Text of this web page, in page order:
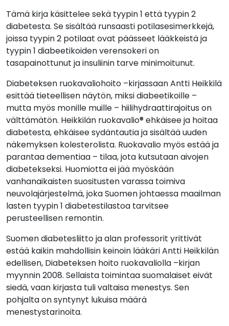
Tämä kirja käsittelee sekä tyypin 1 että tyypin 2
diabetesta. Se sisältää runsaasti potilasesimerkkejä,
joissa tyypin 2 potilaat ovat päässeet lääkkeistä ja
tyypin 1 diabeetikoiden verensokeri on
tasapainottunut ja insuliinin tarve minimoitunut.
Diabeteksen ruokavaliohoito –kirjassaan Antti Heikkilä
esittää tieteellisen näytön, miksi diabeetikoille –
mutta myös monille muille – hiilihydraattirajoitus on
välttämätön. Heikkilän ruokavalio® ehkäisee ja hoitaa
diabetesta, ehkäisee sydäntautia ja sisältää uuden
näkemyksen kolesterolista. Ruokavalio myös estää ja
parantaa dementiaa – tilaa, jota kutsutaan aivojen
diabetekseksi. Huomiotta ei jää myöskään
vanhanaikaisten suositusten varassa toimiva
neuvolajärjestelmä, joka Suomen johtaessa maailman
lasten tyypin 1 diabetestilastoa tarvitsee
perusteellisen remontin.
Suomen diabetesliitto ja alan professorit yrittivät
estää kaikin mahdollisin keinoin lääkäri Antti Heikkilän
edellisen, Diabeteksen hoito ruokavaliolla –kirjan
myynnin 2008. Sellaista toimintaa suomalaiset eivät
siedä, vaan kirjasta tuli valtaisa menestys. Sen
pohjalta on syntynyt lukuisa määrä
menestystarinoita.